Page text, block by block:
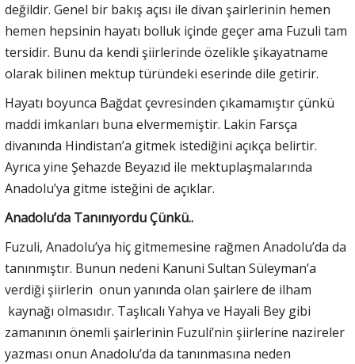
değildir. Genel bir bakış açısı ile divan şairlerinin hemen
hemen hepsinin hayatı bolluk içinde geçer ama Fuzuli tam
tersidir. Bunu da kendi şiirlerinde özelikle şikayatname
olarak bilinen mektup türündeki eserinde dile getirir.
Hayatı boyunca Bağdat çevresinden çıkamamıştır çünkü
maddi imkanları buna elvermemiştir. Lakin Farsça
divanında Hindistan’a gitmek istediğini açıkça belirtir.
Ayrıca yine Şehazde Beyazıd ile mektuplaşmalarında
Anadolu’ya gitme isteğini de açıklar.
Anadolu’da Tanınıyordu Çünkü..
Fuzuli, Anadolu’ya hiç gitmemesine rağmen Anadolu’da da
tanınmıştır. Bunun nedeni Kanuni Sultan Süleyman’a
verdiği şiirlerin onun yanında olan şairlere de ilham
kaynağı olmasıdır. Taşlıcalı Yahya ve Hayali Bey gibi
zamanının önemli şairlerinin Fuzuli’nin şiirlerine nazireler
yazması onun Anadolu’da da tanınmasına neden